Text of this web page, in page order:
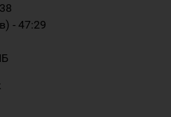
- 47:29